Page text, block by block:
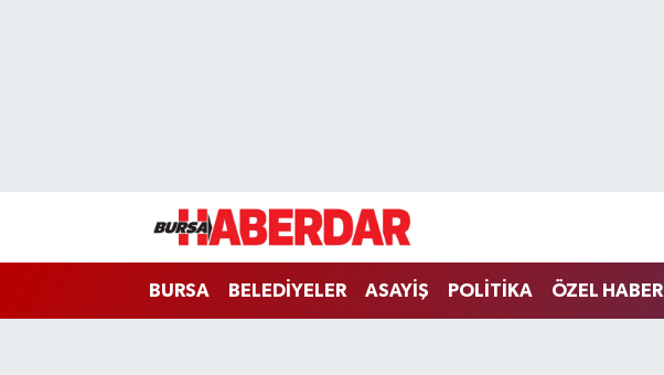
BURSA BELEDİYELER ASAYİŞ POLİTİKA ÖZEL HABER
Tüm Manşetler